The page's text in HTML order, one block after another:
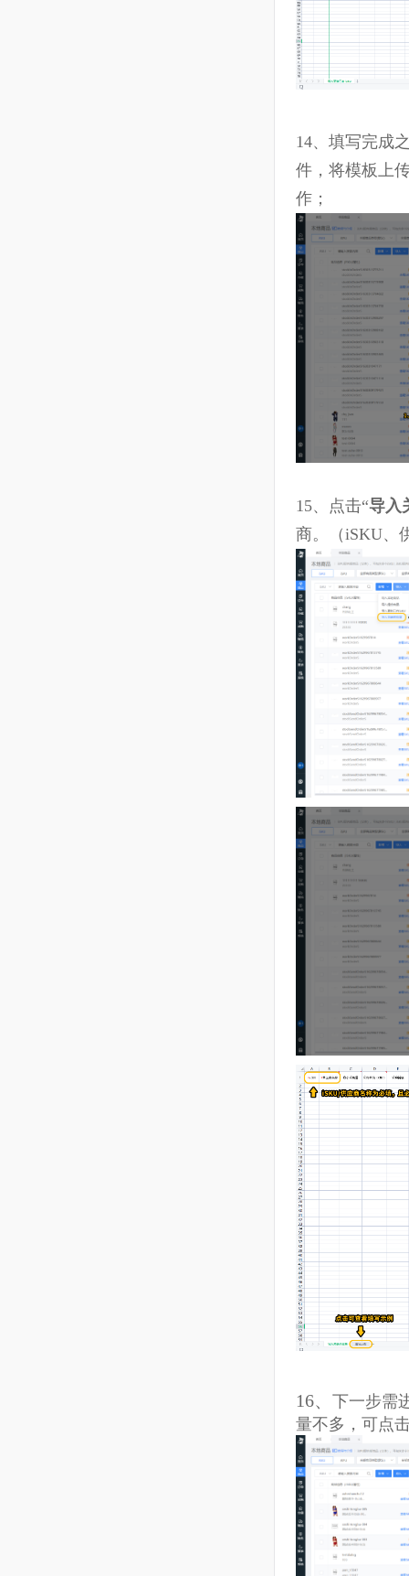
如未勾选，
如 “勾选”了
为空。）
14、填写完
，将模板
作；
15、点击“
iSKU